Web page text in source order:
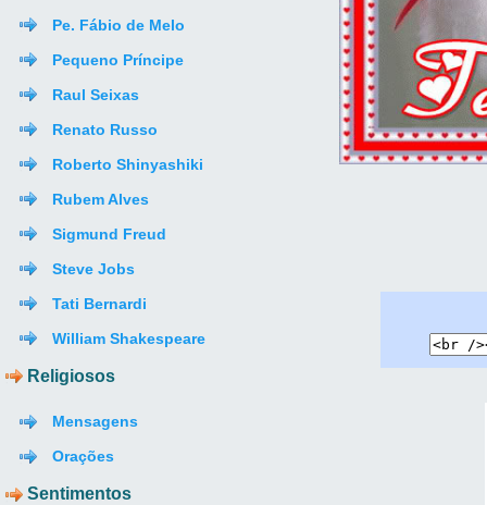
Pe. Fábio de Melo
Pequeno Príncipe
Raul Seixas
Renato Russo
Roberto Shinyashiki
Rubem Alves
Sigmund Freud
Steve Jobs
Tati Bernardi
William Shakespeare
Religiosos
Mensagens
Orações
Sentimentos